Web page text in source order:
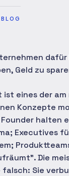
Geld zu
ist eines der
Konzepte
halten
Executives
Die
falsch: Sie